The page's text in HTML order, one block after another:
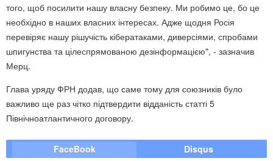
того, щоб посилити нашу власну безпеку. Ми робимо це, бо це
необхідно в наших власних інтересах. Адже щодня Росія
перевіряє нашу рішучість кібератаками, диверсіями, спробами
шпигунства та цілеспрямованою дезінформацією", - зазначив
Мерц.
Глава уряду ФРН додав, що саме тому для союзників було
важливо ще раз чітко підтвердити відданість статті 5
Північноатлантичного договору.
FaceBook Disqus